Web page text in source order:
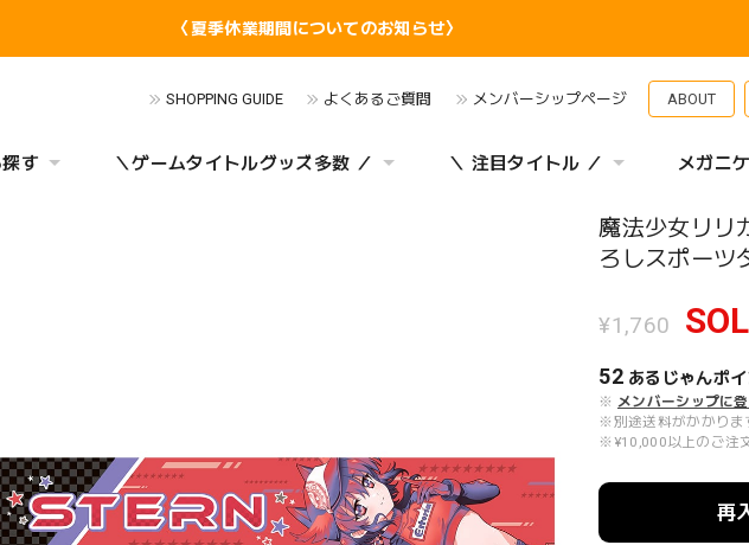
〈夏季休業期間についてのお知らせ〉
SHOPPING GUIDE よくあるご質問 メンバーシップページ ABOUT
す ＼ゲームタイトルグッズ多数 ／ ＼ 注目タイトル ／ メガニ
魔法少女リリ
ろしスポーツ
¥1,760
52 あるじゃんポイ
※ メンバーシップに
※別途送料がかかりま
※¥10,000以上のご注
再